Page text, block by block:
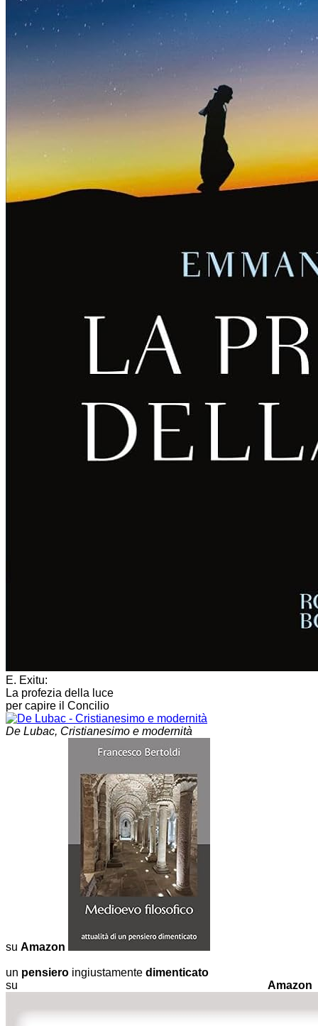
E. Exitu:
La profezia della luce
per capire il Concilio
De Lubac, Cristianesimo e modernità
su Amazon
un pensiero ingiustamente dimenticato
su Amazon